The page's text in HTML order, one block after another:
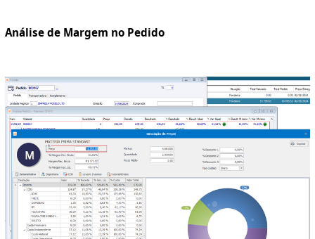
Análise de Margem no Pedido